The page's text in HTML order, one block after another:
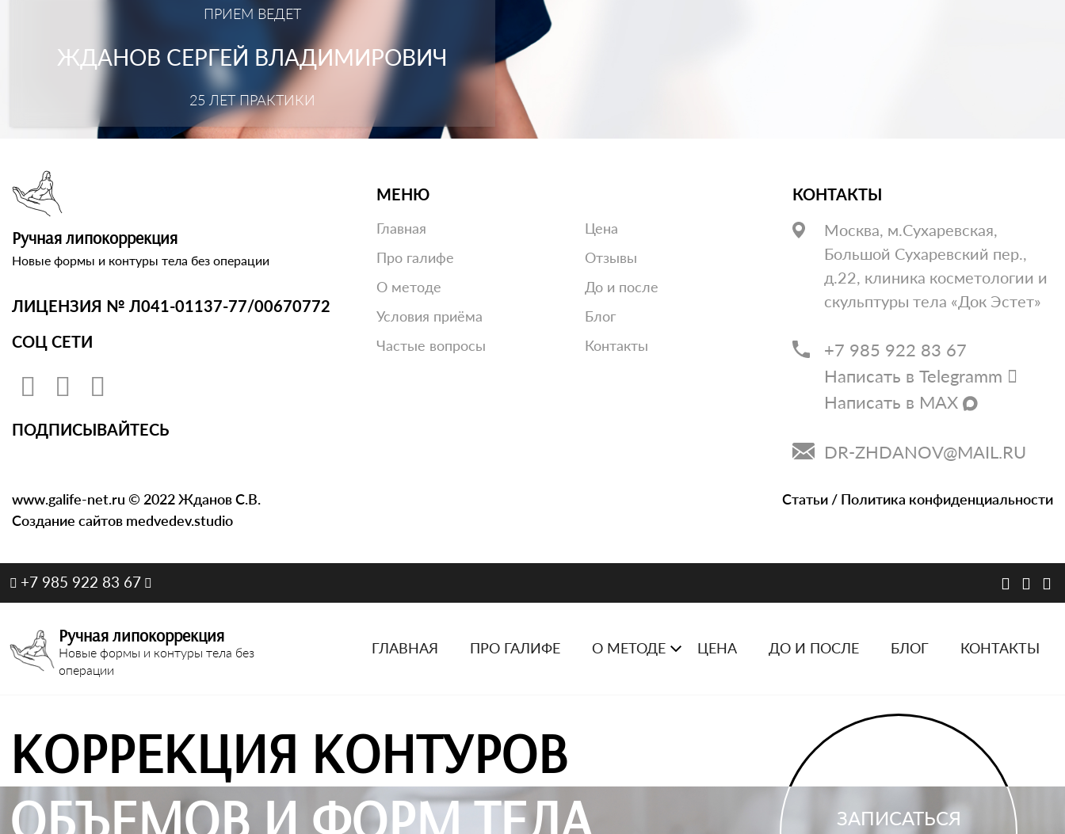
ПРИЕМ ВЕДЕТ
ЖДАНОВ СЕРГЕЙ ВЛАДИМИРОВИЧ
25 ЛЕТ ПРАКТИКИ
Ручная липокоррекция
Новые формы и контуры тела без операции
ЛИЦЕНЗИЯ № Л041-01137-77/00670772
СОЦ СЕТИ
ПОДПИСЫВАЙТЕСЬ
МЕНЮ
Главная
Про галифе
О методе
Условия приёма
Частые вопросы
Цена
Отзывы
До и после
Блог
Контакты
КОНТАКТЫ
Москва, м.Сухаревская,
Большой Сухаревский пер.,
д.22, клиника косметологии и
скульптуры тела «Док Эстет»
+7 985 922 83 67
Написать в Telegramm
Написать в MAX
DR-ZHDANOV@MAIL.RU
www.galife-net.ru © 2022 Жданов С.В.
Создание сайтов medvedev.studio
Статьи / Политика конфиденциальности
+7 985 922 83 67
Ручная липокоррекция
Новые формы и контуры тела без
операции
ГЛАВНАЯ ПРО ГАЛИФЕ О МЕТОДЕ ЦЕНА ДО И ПОСЛЕ БЛОГ КОНТАКТЫ
КОРРЕКЦИЯ КОНТУРОВ
ОБЪЕМОВ И ФОРМ ТЕЛА
ЗАПИСАТЬСЯ